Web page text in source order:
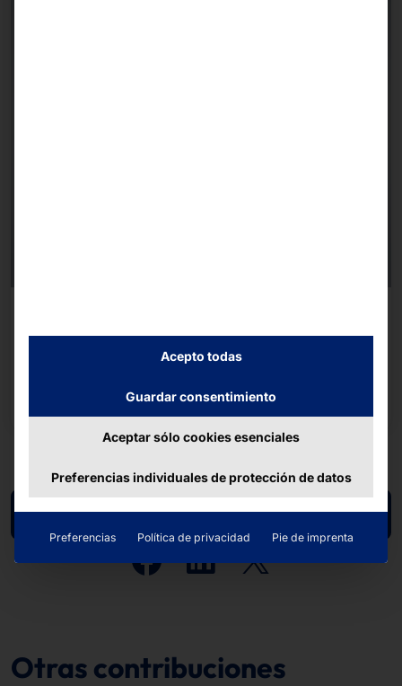
Seguir leyendo
Volver a la vista general
Otras contribuciones
Acepto todas
Guardar consentimiento
Aceptar sólo cookies esenciales
Preferencias individuales de protección de datos
Preferencias Política de privacidad Pie de imprenta